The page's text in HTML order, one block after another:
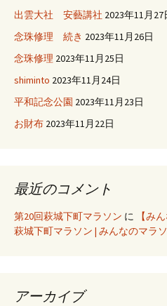
出雲大社 安藝講社 2023年11月27
念珠修理 続き 2023年11月26日
念珠修理 2023年11月25日
shiminto 2023年11月24日
平和記念公園 2023年11月23日
お財布 2023年11月22日
最近のコメント
第20回萩城下町マラソン に
【み
萩城下町マラソン | みんなのマラソ
アーカイブ